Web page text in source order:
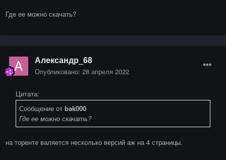
Где ее можно скачать?
Александр_68
Опубликовано: 28 апреля 2022
Цитата:
Сообщение от bak000
Где ее можно скачать?
на торенте валяется несколько версий аж на 4 страницы.